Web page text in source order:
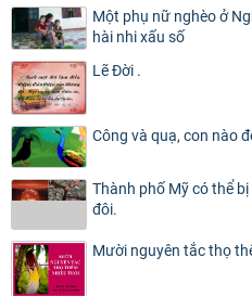
Một phụ nữ nghèo ở
hài nhi xấu số
Lẽ Đời .
Công và quạ, con nào
Thành phố Mỹ có thể
đôi.
Mười nguyên tắc thọ